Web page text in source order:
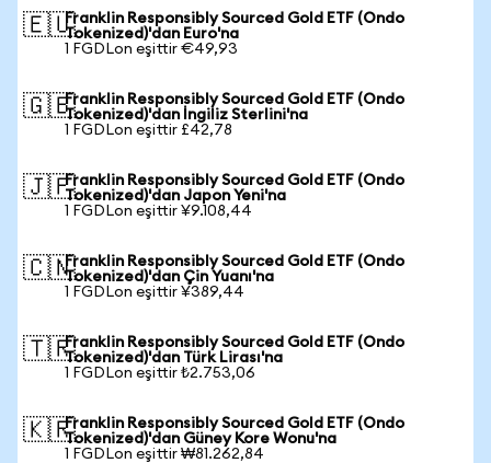
🇪🇺Franklin Responsibly Sourced Gold ETF (Ondo
Tokenized)'dan Euro'na
1 FGDLon eşittir €49,93
🇬🇧Franklin Responsibly Sourced Gold ETF (Ondo
Tokenized)'dan İngiliz Sterlini'na
1 FGDLon eşittir £42,78
🇯🇵Franklin Responsibly Sourced Gold ETF (Ondo
Tokenized)'dan Japon Yeni'na
1 FGDLon eşittir ¥9.108,44
🇨🇳Franklin Responsibly Sourced Gold ETF (Ondo
Tokenized)'dan Çin Yuanı'na
1 FGDLon eşittir ¥389,44
🇹🇷Franklin Responsibly Sourced Gold ETF (Ondo
Tokenized)'dan Türk Lirası'na
1 FGDLon eşittir ₺2.753,06
🇰🇷Franklin Responsibly Sourced Gold ETF (Ondo
Tokenized)'dan Güney Kore Wonu'na
1 FGDLon eşittir ₩81.262,84